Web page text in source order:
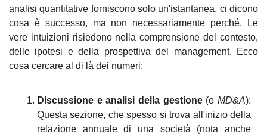
analisi quantitative forniscono solo un'istantanea, ci dicono
cosa è successo, ma non necessariamente perché. Le
vere intuizioni risiedono nella comprensione del contesto,
delle ipotesi e della prospettiva del management. Ecco
cosa cercare al di là dei numeri:
Discussione e analisi della gestione (o MD&A):
Questa sezione, che spesso si trova all'inizio della
relazione annuale di una società (nota anche